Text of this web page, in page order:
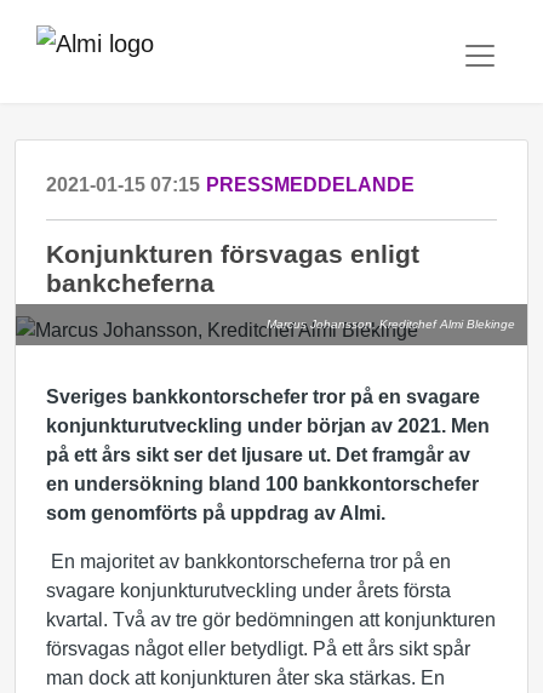
2021-01-15 07:15 PRESSMEDDELANDE
Konjunkturen försvagas enligt
bankcheferna
Marcus Johansson, Kreditchef Almi Blekinge
Sveriges bankkontorschefer tror på en svagare
konjunkturutveckling under början av 2021. Men
på ett års sikt ser det ljusare ut. Det framgår av
en undersökning bland 100 bankkontorschefer
som genomförts på uppdrag av Almi.
En majoritet av bankkontorscheferna tror på en
svagare konjunkturutveckling under årets första
kvartal. Två av tre gör bedömningen att konjunkturen
försvagas något eller betydligt. På ett års sikt spår
man dock att konjunkturen åter ska stärkas. En